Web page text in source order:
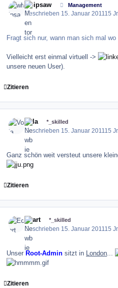
whipsaw Management
Geschrieben 15. Januar 2011 15 Jr.
Fragt sich nur, wann man sich mal wo
Vielleicht erst einmal virtuell ->
unsere neuen User).
Zitieren
Vola *_skilled
Geschrieben 15. Januar 2011 15 Jr.
Ganz schön weit versteut unsere
Zitieren
Ecart *_skilled
Geschrieben 15. Januar 2011 15 Jr.
Unser Root-Admin sitzt in London...
Zitieren